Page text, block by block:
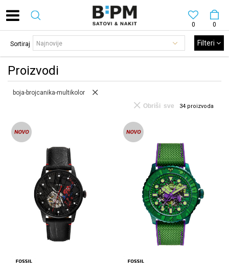
0
0
Proizvodi
Sortiraj Filteri
boja-brojcanika-multikolor
34 proizvoda
Obriši sve